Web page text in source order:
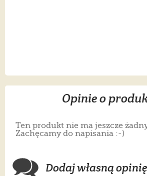
Opinie o
Ten produkt nie ma jeszcze
Zachęcamy do napisania :-)
Dodaj własną